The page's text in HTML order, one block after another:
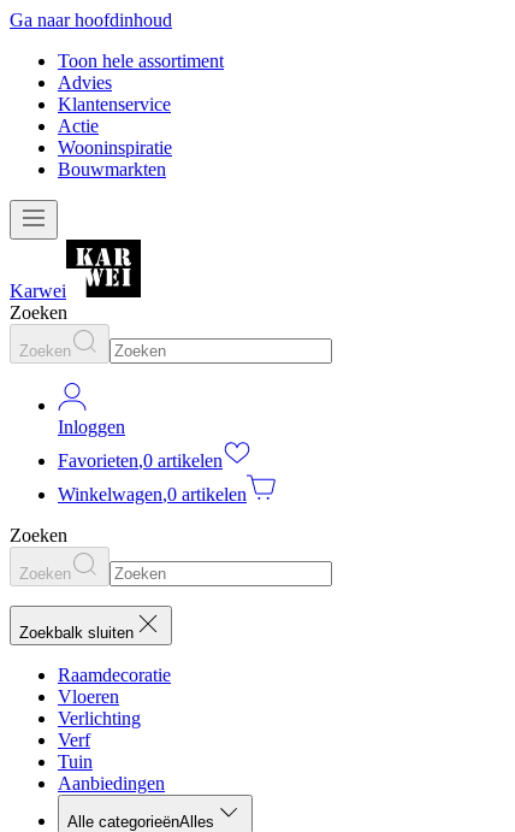
Ga naar hoofdinhoud
Toon hele assortiment
Advies
Klantenservice
Actie
Wooninspiratie
Bouwmarkten
Karwei
Zoeken
Zoeken
Inloggen
Favorieten,0 artikelen
Winkelwagen,0 artikelen
Zoeken
Zoeken
Zoekbalk sluiten
Raamdecoratie
Vloeren
Verlichting
Verf
Tuin
Aanbiedingen
Alle categorieënAlles